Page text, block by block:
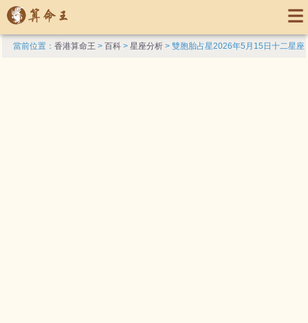
當前位置：香港算命王 >百科 >星座分析 > 雙胞胎占星2026年5月15日十二星座